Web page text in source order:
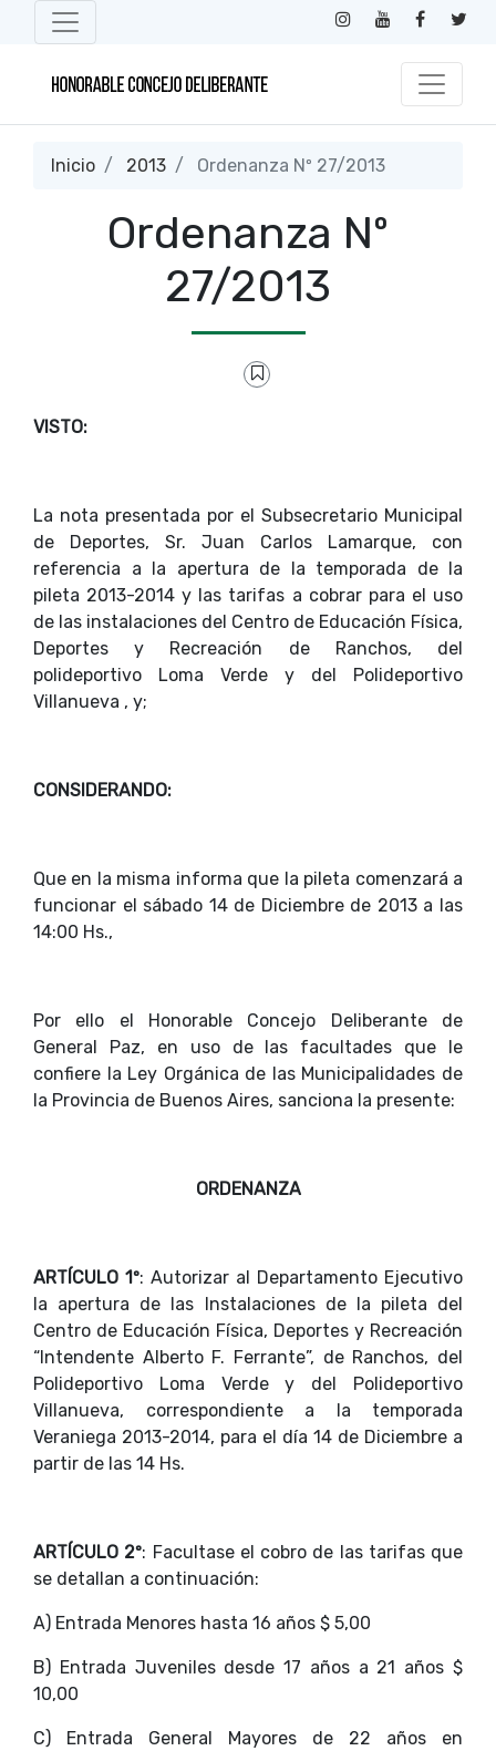
Inicio 2013 Ordenanza Nº 27/2013
Ordenanza Nº
27/2013
VISTO:
La nota presentada por el Subsecretario Municipal
de Deportes, Sr. Juan Carlos Lamarque, con
referencia a la apertura de la temporada de la
pileta 2013-2014 y las tarifas a cobrar para el uso
de las instalaciones del Centro de Educación Física,
Deportes y Recreación de Ranchos, del
polideportivo Loma Verde y del Polideportivo
Villanueva , y;
CONSIDERANDO:
Que en la misma informa que la pileta comenzará a
funcionar el sábado 14 de Diciembre de 2013 a las
14:00 Hs.,
Por ello el Honorable Concejo Deliberante de
General Paz, en uso de las facultades que le
confiere la Ley Orgánica de las Municipalidades de
la Provincia de Buenos Aires, sanciona la presente:
ORDENANZA
ARTÍCULO 1º: Autorizar al Departamento Ejecutivo
la apertura de las Instalaciones de la pileta del
Centro de Educación Física, Deportes y Recreación
“Intendente Alberto F. Ferrante”, de Ranchos, del
Polideportivo Loma Verde y del Polideportivo
Villanueva, correspondiente a la temporada
Veraniega 2013-2014, para el día 14 de Diciembre a
partir de las 14 Hs.
ARTÍCULO 2º: Facultase el cobro de las tarifas que
se detallan a continuación:
A) Entrada Menores hasta 16 años $ 5,00
B) Entrada Juveniles desde 17 años a 21 años $
10,00
C) Entrada General Mayores de 22 años en